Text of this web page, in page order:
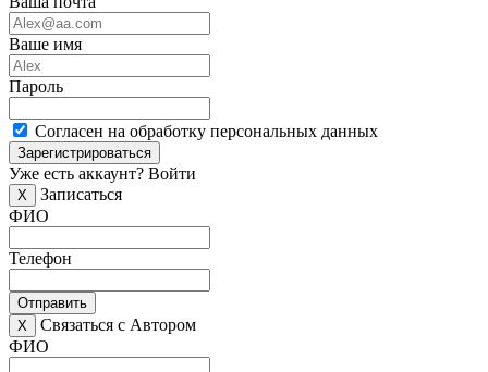
Ваше имя
Пароль
Согласен на обработку персональных данных
Зарегистрироваться
Уже есть аккаунт? Войти
X
Записаться
ФИО
Телефон
Отправить
X
Связаться с Автором
ФИО